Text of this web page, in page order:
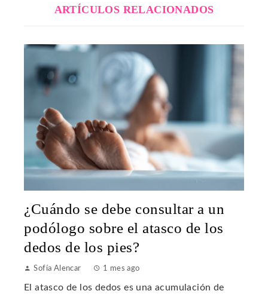
ARTÍCULOS RELACIONADOS
¿Cuándo se debe consultar a un
podólogo sobre el atasco de los
dedos de los pies?
Sofía Alencar 1 mes ago
El atasco de los dedos es una acumulación de